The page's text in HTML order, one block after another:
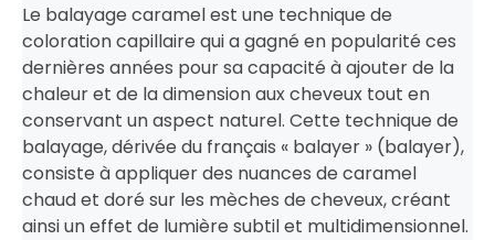
Le balayage caramel est une technique de
coloration capillaire qui a gagné en popularité ces
dernières années pour sa capacité à ajouter de la
chaleur et de la dimension aux cheveux tout en
conservant un aspect naturel. Cette technique de
balayage, dérivée du français « balayer » (balayer),
consiste à appliquer des nuances de caramel
chaud et doré sur les mèches de cheveux, créant
ainsi un effet de lumière subtil et multidimensionnel.